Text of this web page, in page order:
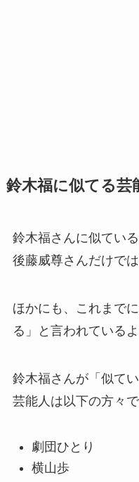
鈴木福に似てる芸
鈴木福さんに似てい
後藤威尊さんだけでは
ほかにも、これまで
る」と言われているよ
鈴木福さんが「似て
芸能人は以下の方々で
劇団ひとり
横山歩